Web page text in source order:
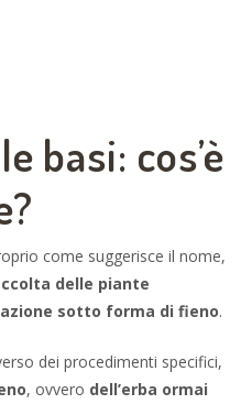
basi: cos’è
come suggerisce il nome,
delle piante
sotto forma di fieno.
dei procedimenti specifici,
, ovvero dell’erba ormai